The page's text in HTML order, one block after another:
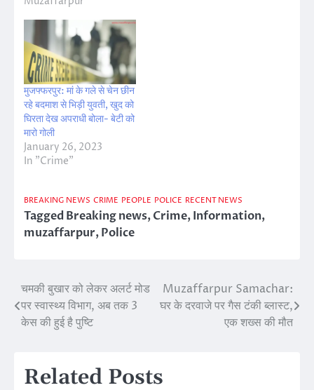
मुजफ्फरपुर: मां के गले से चेन छीन
रहे बदमाश से भिड़ी युवती, खुद को
घिरता देख अपराधी बोला- बेटी को
मारो गोली
January 26, 2023
In "Crime"
BREAKING NEWS CRIME PEOPLE POLICE RECENT NEWS
TaggedBreaking news,Crime,Information,
muzaffarpur,Police
Post
navigation
चमकी बुखार को लेकर अलर्ट मोड
पर स्वास्थ्य विभाग, अब तक 3
केस की हुई है पुष्टि
Muzaffarpur Samachar:
घर के दरवाजे पर गैस टंकी ब्लास्ट,
एक शख्स की मौत
Related Posts